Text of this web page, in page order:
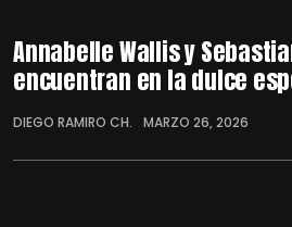
Annabelle Wallis y
encuentran en la dulce
DIEGO RAMIRO CH. MARZO 26, 2026